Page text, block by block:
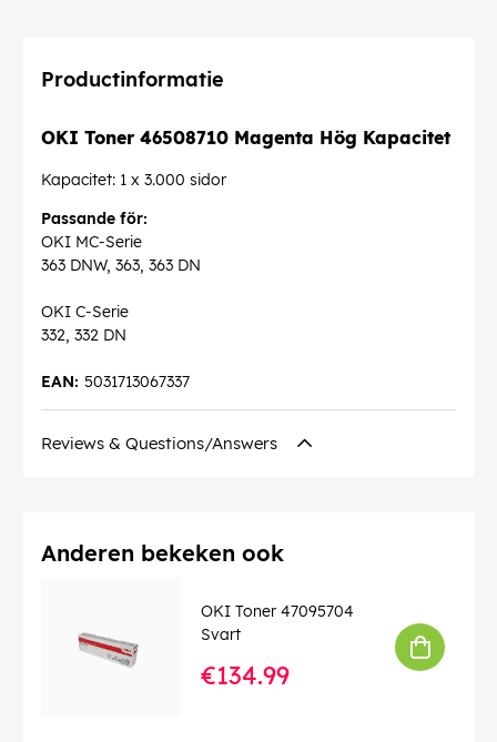
Productinformatie
OKI Toner 46508710 Magenta Hög Kapacitet
Kapacitet: 1 x 3.000 sidor
Passande för:
OKI MC-Serie
363 DNW, 363, 363 DN
OKI C-Serie
332, 332 DN
5031713067337
EAN:
Reviews & Questions/Answers
Anderen bekeken ook
OKI Toner 47095704
Svart
€134.99